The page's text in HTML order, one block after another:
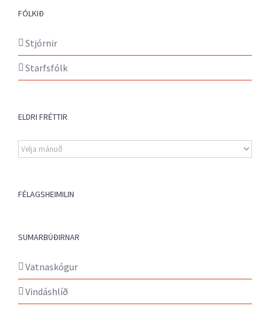
FÓLKIÐ
Stjórnir
Starfsfólk
ELDRI FRÉTTIR
Eldri
fréttir
FÉLAGSHEIMILIN
SUMARBÚÐIRNAR
Vatnaskógur
Vindáshlíð